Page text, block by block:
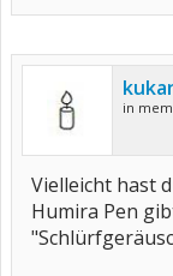
in
Vielleicht hast
Humira Pen